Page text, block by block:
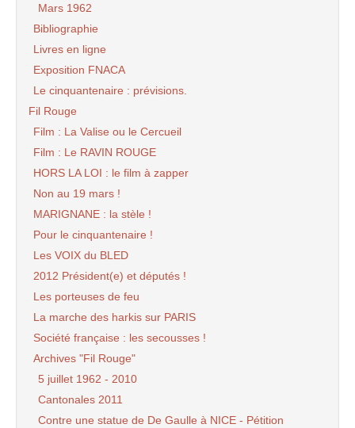
Mars 1962
Bibliographie
Livres en ligne
Exposition FNACA
Le cinquantenaire : prévisions.
Fil Rouge
Film : La Valise ou le Cercueil
Film : Le RAVIN ROUGE
HORS LA LOI : le film à zapper
Non au 19 mars !
MARIGNANE : la stèle !
Pour le cinquantenaire !
Les VOIX du BLED
2012 Président(e) et députés !
Les porteuses de feu
La marche des harkis sur PARIS
Société française : les secousses !
Archives "Fil Rouge"
5 juillet 1962 - 2010
Cantonales 2011
Contre une statue de De Gaulle à NICE - Pétition